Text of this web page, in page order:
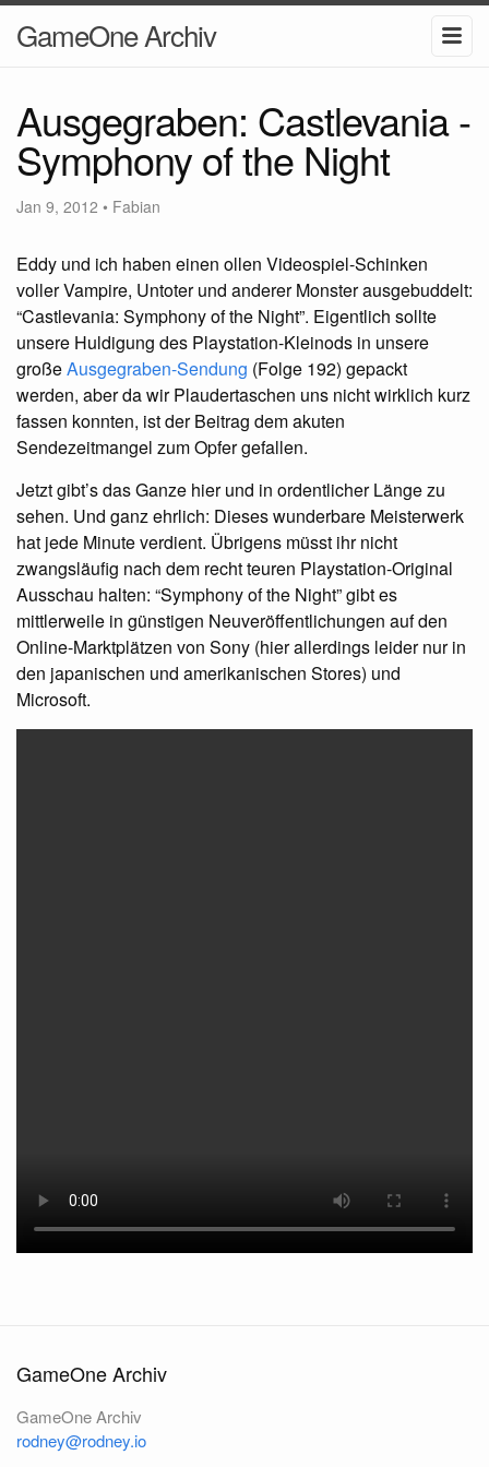
GameOne Archiv
Ausgegraben: Castlevania -
Symphony of the Night
Jan 9, 2012 • Fabian
Eddy und ich haben einen ollen Videospiel-Schinken
voller Vampire, Untoter und anderer Monster ausgebuddelt:
“Castlevania: Symphony of the Night”. Eigentlich sollte
unsere Huldigung des Playstation-Kleinods in unsere
großeAusgegraben-Sendung (Folge 192) gepackt
werden, aber da wir Plaudertaschen uns nicht wirklich kurz
fassen konnten, ist der Beitrag dem akuten
Sendezeitmangel zum Opfer gefallen.
Jetzt gibt’s das Ganze hier und in ordentlicher Länge zu
sehen. Und ganz ehrlich: Dieses wunderbare Meisterwerk
hat jede Minute verdient. Übrigens müsst ihr nicht
zwangsläufig nach dem recht teuren Playstation-Original
Ausschau halten: “Symphony of the Night” gibt es
mittlerweile in günstigen Neuveröffentlichungen auf den
Online-Marktplätzen von Sony (hier allerdings leider nur in
den japanischen und amerikanischen Stores) und
Microsoft.
GameOne Archiv
GameOne Archiv
rodney@rodney.io